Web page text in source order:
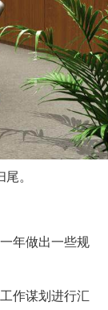
。
年做出一些规
作谋划进行汇